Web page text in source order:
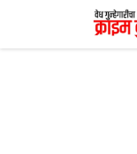
content